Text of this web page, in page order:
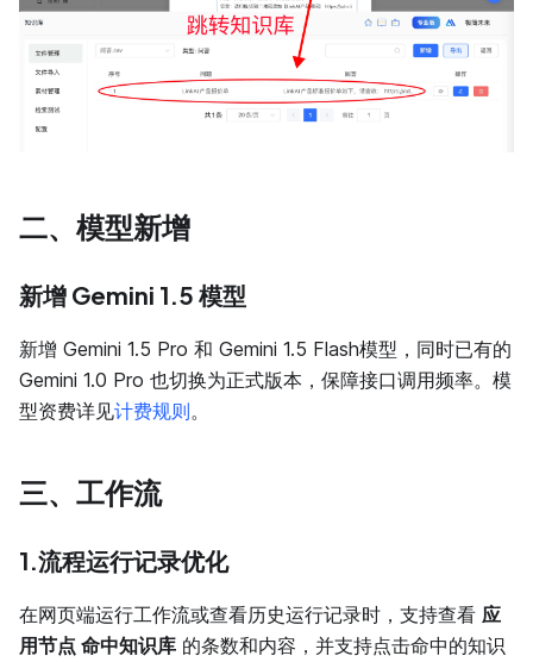
二、模型新增
新增 Gemini 1.5 模型
新增 Gemini 1.5 Pro 和 Gemini 1.5 Flash模型，同时已有的
Gemini 1.0 Pro 也切换为正式版本，保障接口调用频率。模
型资费详见计费规则。
三、工作流
1.流程运行记录优化
在网页端运行工作流或查看历史运行记录时，支持查看 应
用节点 命中知识库 的条数和内容，并支持点击命中的知识